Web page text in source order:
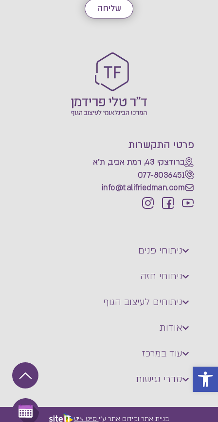
פתח סרגל נגישות
שליחה
פרטי התקשרות
ברודצקי 43, רמת אביב, ת"א
077-8036451
info@talifriedman.com
ניתוחי פנים
ניתוחי חזה
ניתוחים לעיצוב הגוף
אודות
עוד במרכז
סדרי נגישות
בניית אתר וקידום אתר ע"י סייט איט